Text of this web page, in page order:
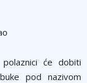
će dobiti
pod nazivom